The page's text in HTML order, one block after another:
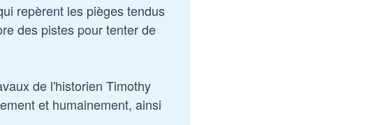
repèrent les pièges tendus
des pistes pour tenter de
de l'historien Timothy
et humainement, ainsi